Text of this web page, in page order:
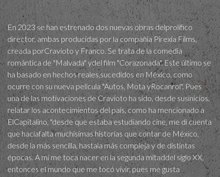
En 2023 se han estrenado dos nuevas obras delprolífico
director, ambas producidas por la compañía Pirexia Films,
creada porCravioto y Franco. Se trata de la comedia
romántica de "Malvada" ydel film "Corazonada". Este último se
ha basado en hechos reales,sucedidos en México, como
ocurre con su nueva película "Autos, Mota yRocanrol". Pues
una de las motivaciones de Cravioto ha sido, desde susinicios,
relatar los acontecimientos del país, como ha mencionado a
ElCapitalino, "desde que estaba estudiando cine, me di cuenta
que hacíafalta muchísimas historias que contar de México,
desde la más sencilla, hastala más compleja y de distintas
épocas. A mí me toca nacer en la segunda mitaddel siglo XX,
entonces el mundo que me tocó vivir, pues me gusta